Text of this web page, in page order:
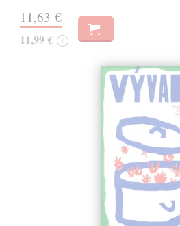
11,63 €
11,99 € ?